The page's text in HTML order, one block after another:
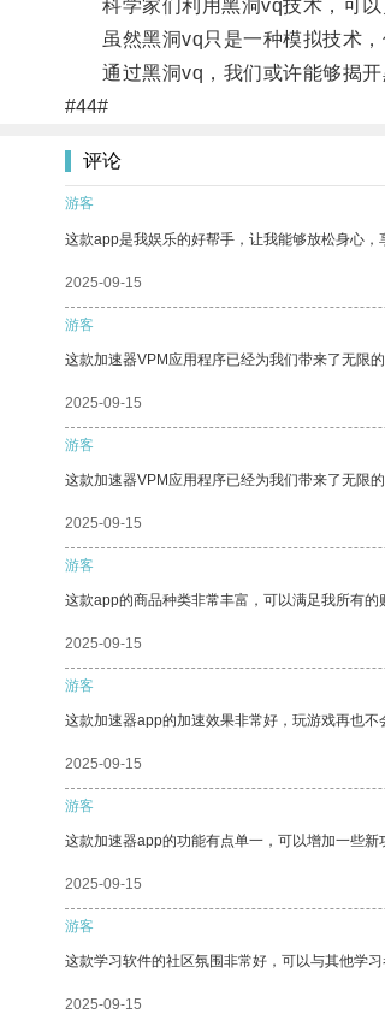
科学家们利用黑洞vq技术，可以
虽然黑洞vq只是一种模拟技术，
通过黑洞vq，我们或许能够揭开
#44#
评论
游客
这款app是我娱乐的好帮手，让我能够放松身心，
2025-09-15
游客
这款加速器VPM应用程序已经为我们带来了无限的
2025-09-15
游客
这款加速器VPM应用程序已经为我们带来了无限
2025-09-15
游客
这款app的商品种类非常丰富，可以满足我所有的
2025-09-15
游客
这款加速器app的加速效果非常好，玩游戏再也
2025-09-15
游客
这款加速器app的功能有点单一，可以增加一些新
2025-09-15
游客
这款学习软件的社区氛围非常好，可以与其他学习
2025-09-15